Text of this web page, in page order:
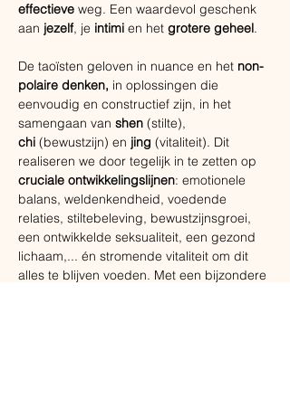
effectieve weg. Een waardevol geschenk
aan jezelf, je intimi en het grotere geheel.
​De taoïsten geloven in nuance en het non-
polaire denken, in oplossingen die
eenvoudig en constructief zijn, in het
samengaan van shen (stilte),
chi (bewustzijn) en jing (vitaliteit). Dit
realiseren we door tegelijk in te zetten op
cruciale ontwikkelingslijnen: emotionele
balans, weldenkendheid, voedende
relaties, stiltebeleving, bewustzijnsgroei,
een ontwikkelde seksualiteit, een gezond
lichaam,... én stromende vitaliteit om dit
alles te blijven voeden. Met een bijzondere